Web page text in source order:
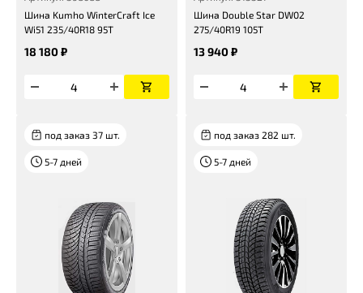
Шина Kumho WinterCraft Ice
Wi51 235/40R18 95T
18 180 ₽
Шина Double Star DW02
275/40R19 105T
13 940 ₽
под заказ 37 шт.
5-7 дней
под заказ 282 шт.
5-7 дней